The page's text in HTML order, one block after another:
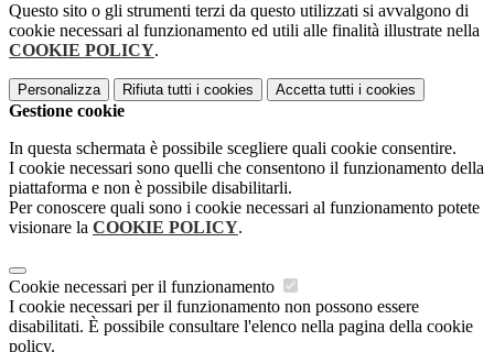
Questo sito o gli strumenti terzi da questo utilizzati si avvalgono di
cookie necessari al funzionamento ed utili alle finalità illustrate nella
COOKIE POLICY.
Personalizza Rifiuta tutti i cookies Accetta tutti i cookies
Gestione cookie
In questa schermata è possibile scegliere quali cookie consentire.
I cookie necessari sono quelli che consentono il funzionamento della
piattaforma e non è possibile disabilitarli.
Per conoscere quali sono i cookie necessari al funzionamento potete
visionare la COOKIE POLICY.
Cookie necessari per il funzionamento
I cookie necessari per il funzionamento non possono essere
disabilitati. È possibile consultare l'elenco nella pagina della cookie
policy.